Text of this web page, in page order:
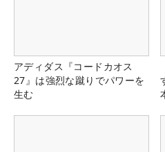
アディダス『コードカオス
27』は強烈な蹴りでパワーを
生む